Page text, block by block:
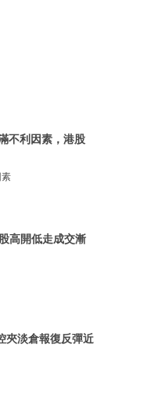
不利因素，港股
素
高開低走成交漸
夾淡倉報復反彈近